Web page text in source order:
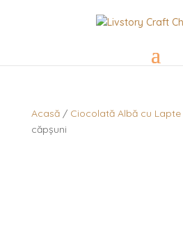
Acasă/ Ciocolată Albă cu Lapte
căpșuni